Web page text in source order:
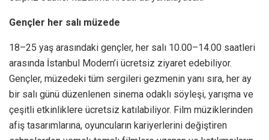
Gençler her salı müzede
18–25 yaş arasındaki gençler, her salı 10.00–14.00 saatleri
arasında İstanbul Modern’i ücretsiz ziyaret edebiliyor.
Gençler, müzedeki tüm sergileri gezmenin yanı sıra, her ay
bir salı günü düzenlenen sinema odaklı söyleşi, yarışma ve
çeşitli etkinliklere ücretsiz katılabiliyor. Film müziklerinden
afiş tasarımlarına, oyuncuların kariyerlerini değiştiren